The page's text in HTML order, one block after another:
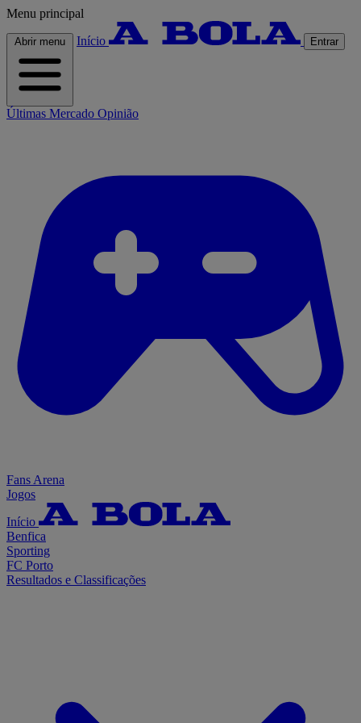
Menu principal
Abrir menu Início Entrar
Últimas Mercado Opinião
Fans Arena
Jogos
Início
Benfica
Sporting
FC Porto
Resultados e Classificações